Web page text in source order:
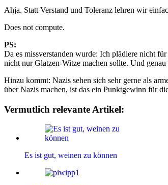
Ahja. Statt Verstand und Toleranz lehren wir
Does not compute.
PS:
Da es missverstanden wurde: Ich plädiere nicht
nicht nur Glatzen-Witze machen sollte. Und
Hinzu kommt: Nazis sehen sich sehr gerne als
über Nazis machen, ist das ein Punktgewinn für
Vermutlich relevante Artikel:
Es ist gut, weinen zu können